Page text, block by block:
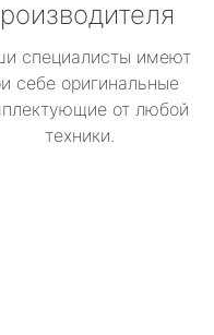
специалисты имеют
себе оригинальные
от любой
техники.